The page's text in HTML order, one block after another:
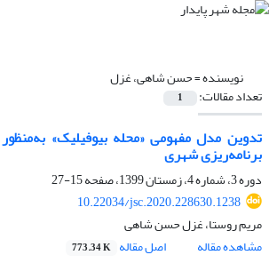
نویسنده =حسن شاهی، غزل
تعداد مقالات: 1
تدوین مدل مفهومی «محله بیوفیلیک»
برنامه‌ریزی شهری
دوره 3، شماره 4، زمستان 1399، صفحه
15-27
10.22034/jsc.2020.228630.1238
مریم روستا، غزل حسن شاهی
مشاهده مقاله
اصل مقاله 773.34 K